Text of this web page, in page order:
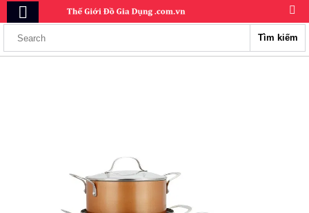
Tìm kiếm